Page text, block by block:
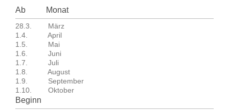
Ab Monat
28.3. März
1.4. April
1.5. Mai
1.6. Juni
1.7. Juli
1.8. August
1.9. September
1.10. Oktober
Beginn